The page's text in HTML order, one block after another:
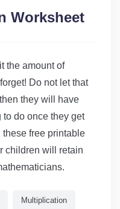
Worksheet
the amount of
Do not let that
they will have
do once they get
these free printable
children will retain
Multiplication